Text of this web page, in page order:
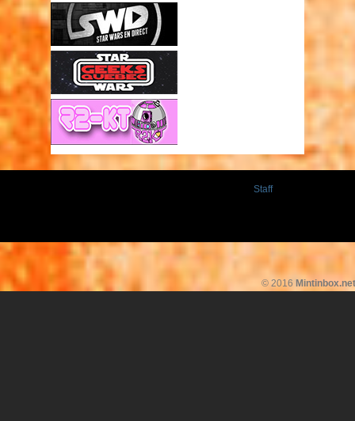
Staff
© 2016 Mintinbox.net